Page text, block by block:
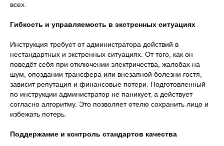
всех.
Гибкость и управляемость в экстренных ситуациях
Инструкция требует от администратора действий в
нестандартных и экстренных ситуациях. От того, как он
поведёт себя при отключении электричества, жалобах на
шум, опоздании трансфера или внезапной болезни гостя,
зависит репутация и финансовые потери. Подготовленный
по инструкции администратор не паникует, а действует
согласно алгоритму. Это позволяет отелю сохранить лицо и
избежать потерь.
Поддержание и контроль стандартов качества